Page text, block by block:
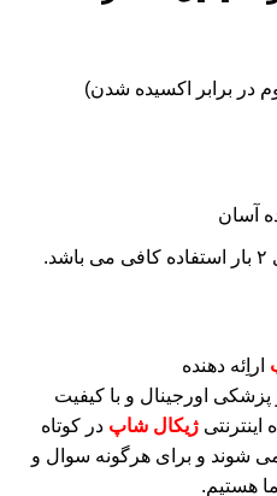
در برابر اکسیده شدن)
آسان
اراِئه دهنده
پزشکی اورجینال و با کیفیت
ژیکال شاپ در کوتاه
شوند و برای هرگونه سوال و
هستیم.